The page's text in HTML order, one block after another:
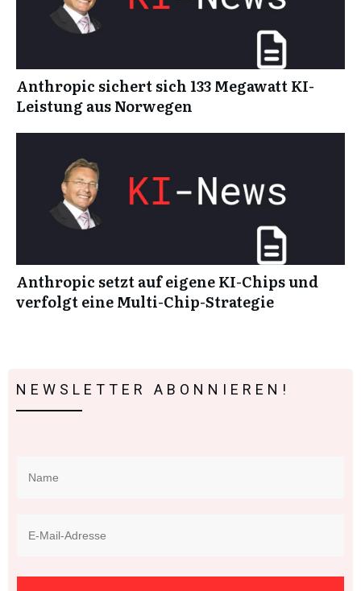
Anthropic sichert sich 133 Megawatt KI-
Leistung aus Norwegen
Anthropic setzt auf eigene KI-Chips und
verfolgt eine Multi-Chip-Strategie
NEWSLETTER ABONNIEREN!